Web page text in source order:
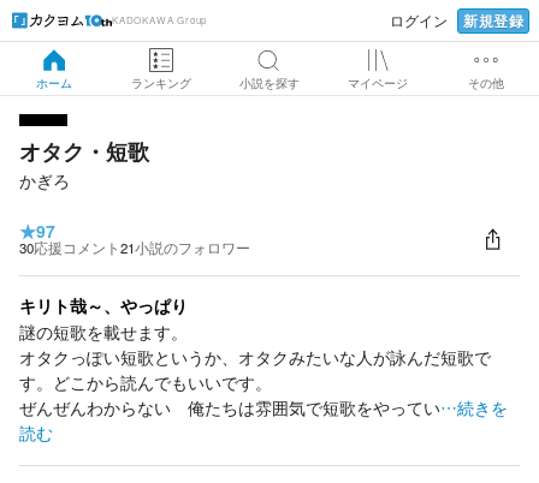
KADOKAWA Group ログイン 新規登録
ホーム ランキング 小説を探す マイページ その他
オタク・短歌
かぎろ
★97
30応援コメント21小説のフォロワー
キリト哉～、やっぱり
謎の短歌を載せます。
オタクっぽい短歌というか、オタクみたいな人が詠んだ短歌で
す。どこから読んでもいいです。
ぜんぜんわからない 俺たちは雰囲気で短歌をやってい…続きを
読む